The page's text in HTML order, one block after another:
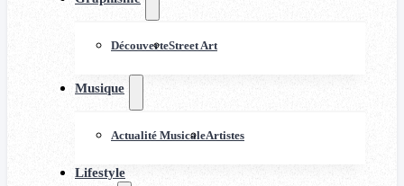
DécouverteStreet Art
Musique
Actualité MusicaleArtistes
Lifestyle